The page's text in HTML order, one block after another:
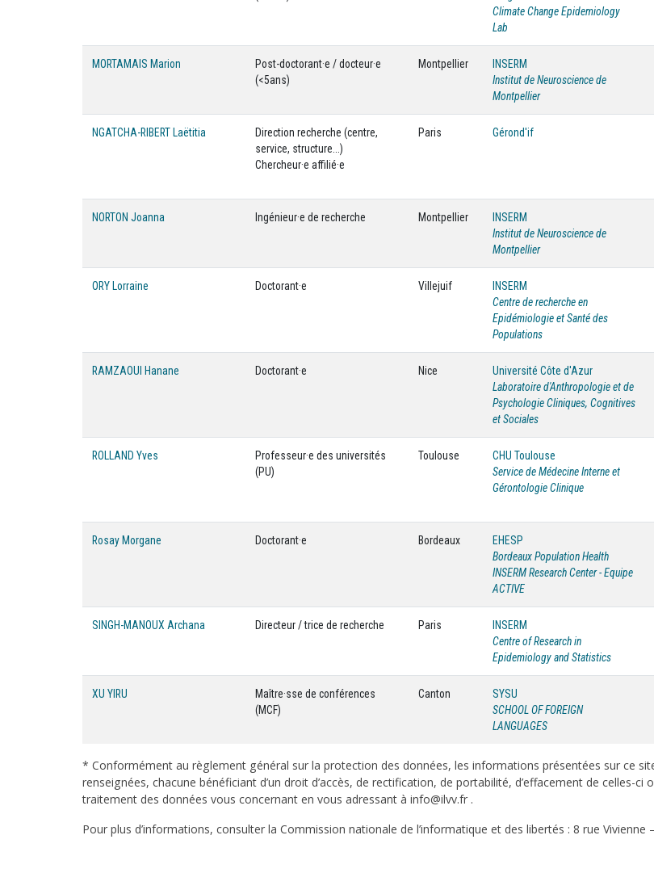
Climate Change Epidemiology
Lab
MORTAMAIS Marion
Post-doctorant·e / docteur·e
(<5ans)
Montpellier
INSERM
Institut de Neuroscience de
Montpellier
NGATCHA-RIBERT Laëtitia
Direction recherche (centre,
service, structure...)
Chercheur·e affilié·e
Paris Gérond'if
NORTON Joanna Ingénieur·e de recherche Montpellier
INSERM
Institut de Neuroscience de
Montpellier
ORY Lorraine Doctorant·e Villejuif
INSERM
Centre de recherche en
Epidémiologie et Santé des
Populations
RAMZAOUI Hanane Doctorant·e Nice
Université Côte d'Azur
Laboratoire d'Anthropologie et de
Psychologie Cliniques, Cognitives
et Sociales
ROLLAND Yves
Professeur·e des universités
(PU)
Toulouse
CHU Toulouse
Service de Médecine Interne et
Gérontologie Clinique
Rosay Morgane Doctorant·e Bordeaux
EHESP
Bordeaux Population Health
INSERM Research Center - Equipe
ACTIVE
SINGH-MANOUX Archana Directeur / trice de recherche Paris
INSERM
Centre of Research in
Epidemiology and Statistics
XU YIRU
Maître·sse de conférences
(MCF)
Canton
SYSU
SCHOOL OF FOREIGN
LANGUAGES
* Conformément au règlement général sur la protection des données, les informations présentées sur ce
renseignées, chacune bénéficiant d’un droit d’accès, de rectification, de portabilité, d’effacement de celles-
traitement des données vous concernant en vous adressant à info@ilvv.fr .
Pour plus d’informations, consulter la Commission nationale de l’informatique et des libertés : 8 rue Vivienne